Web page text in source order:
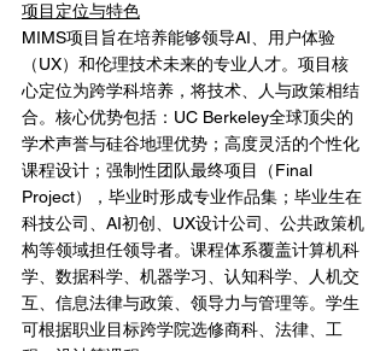
项目定位与特色
MIMS项目旨在培养能够领导AI、用户体验
（UX）和伦理技术未来的专业人才。项目核
心定位为跨学科培养，将技术、人与政策相结
合。核心优势包括：UC Berkeley全球顶尖的
学术声誉与硅谷地理优势；高度灵活的个性化
课程设计；强制性团队最终项目（Final
Project），毕业时形成专业作品集；毕业生在
科技公司、AI初创、UX设计公司、公共政策机
构等领域担任领导者。课程体系覆盖计算机科
学、数据科学、机器学习、认知科学、人机交
互、信息法律与政策、领导力与管理等。学生
可根据职业目标跨学院选修商科、法律、工